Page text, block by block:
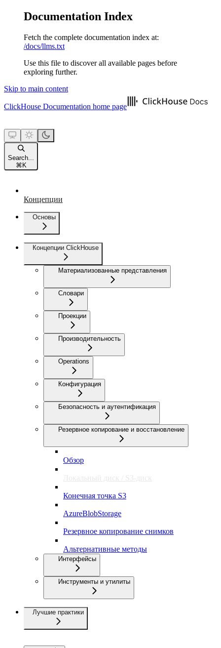
Documentation Index
Fetch the complete documentation index at:
/docs/llms.txt
Use this file to discover all available pages before
exploring further.
Skip to main content
ClickHouse Documentation home page
Search...
⌘ K
Концепции
Основы
Концепции ClickHouse
Материализованные представления
Словари
Проекции
Производительность
Operations
Конфигурация
Безопасность и аутентификация
Резервное копирование и восстановление
Обзор
Локальный диск / S3-диск
Конечная точка S3
AzureBlobStorage
Резервное копирование снимков
Альтернативные методы
Интерфейсы
Инструменты и утилиты
Лучшие практики